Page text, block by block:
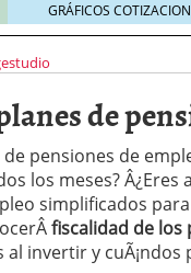
GRÁFICOS
de
pensiones de
los meses? Â¿Eres
simplificados
fiscalidad de los
invertir y cuÃ¡ndos